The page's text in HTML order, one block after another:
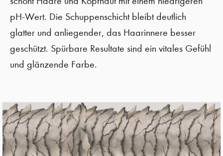
pH-Wert. Die Schuppenschicht bleibt deutlich
glatter und anliegender, das Haarinnere besser
geschützt. Spürbare Resultate sind ein vitales Gefühl
und glänzende Farbe.